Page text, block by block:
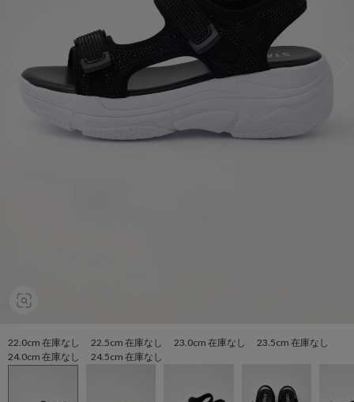
22.0cm 在庫なし 22.5cm 在庫なし 23.0cm 在庫なし 23.5cm 在庫なし
24.0cm 在庫なし 24.5cm 在庫なし